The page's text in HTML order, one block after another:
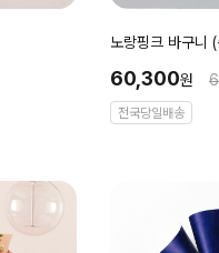
노랑핑크 바구니
60,300원
전국당일배송